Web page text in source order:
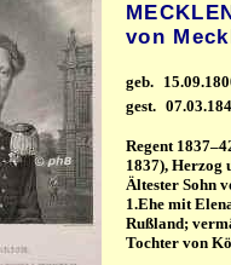
von
geb.
gest.
Regent
1837), Herzog
Ältester Sohn
1.Ehe mit
Rußland;
Tochter von